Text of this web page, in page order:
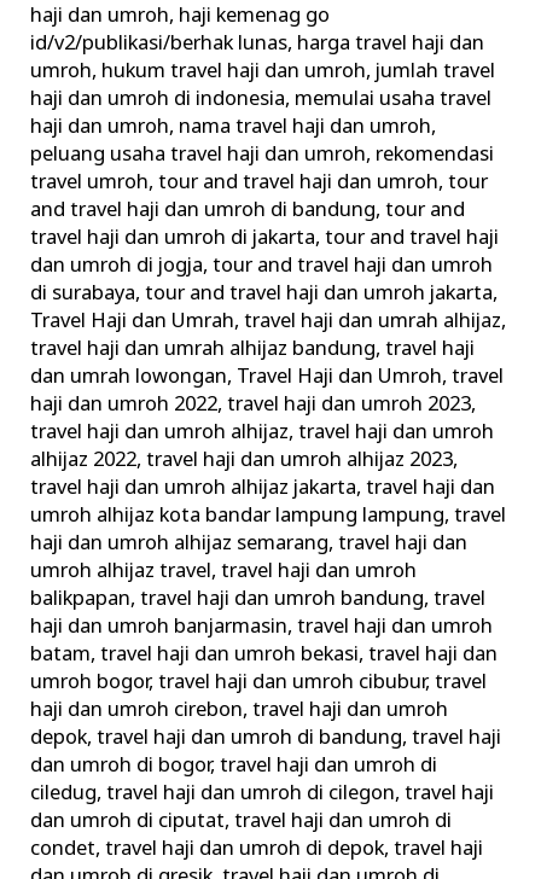
haji dan umroh, haji kemenag go
id/v2/publikasi/berhak lunas, harga travel haji dan
umroh, hukum travel haji dan umroh, jumlah travel
haji dan umroh di indonesia, memulai usaha travel
haji dan umroh, nama travel haji dan umroh,
peluang usaha travel haji dan umroh, rekomendasi
travel umroh,tour and travel haji dan umroh,tour
and travel haji dan umroh di bandung,tour and
travel haji dan umroh di jakarta,tour and travel haji
dan umroh di jogja,tour and travel haji dan umroh
di surabaya,tour and travel haji dan umroh jakarta,
Travel Haji dan Umrah,travel haji dan umrah alhijaz,
travel haji dan umrah alhijaz bandung,travel haji
dan umrah lowongan, Travel Haji dan Umroh,travel
haji dan umroh 2022,travel haji dan umroh 2023,
travel haji dan umroh alhijaz,travel haji dan umroh
alhijaz 2022,travel haji dan umroh alhijaz 2023,
travel haji dan umroh alhijaz jakarta,travel haji dan
umroh alhijaz kota bandar lampung lampung,travel
haji dan umroh alhijaz semarang,travel haji dan
umroh alhijaz travel,travel haji dan umroh
balikpapan,travel haji dan umroh bandung,travel
haji dan umroh banjarmasin,travel haji dan umroh
batam,travel haji dan umroh bekasi,travel haji dan
umroh bogor,travel haji dan umroh cibubur,travel
haji dan umroh cirebon,travel haji dan umroh
depok,travel haji dan umroh di bandung,travel haji
dan umroh di bogor,travel haji dan umroh di
ciledug,travel haji dan umroh di cilegon,travel haji
dan umroh di ciputat,travel haji dan umroh di
condet,travel haji dan umroh di depok,travel haji